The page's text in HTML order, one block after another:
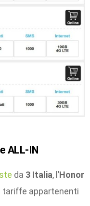
ALL-IN
da 3 Italia, l’Honor
tariffe appartenenti